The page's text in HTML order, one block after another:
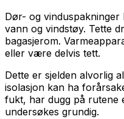
Dør- og
vann og vindstøy. Tette
bagasjerom.
eller være delvis tett.
Dette er sjelden alvorlig
isolasjon kan ha
fukt, har dugg på rutene
undersøkes grundig.